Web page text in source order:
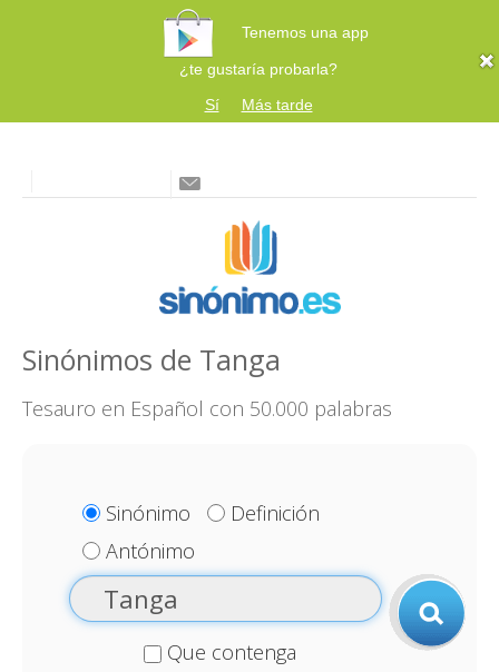
Tenemos una app
¿te gustaría probarla?
Sí
Más tarde
Sinónimos de Tanga
Tesauro en Español con 50.000 palabras
Sinónimo
Definición
Antónimo
Que contenga